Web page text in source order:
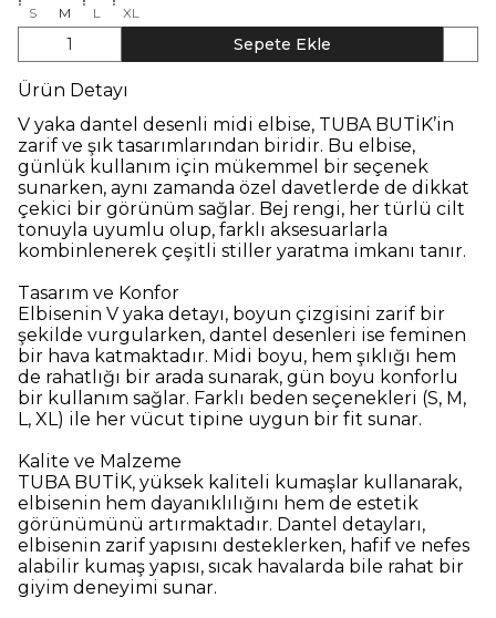
S M L XL
1 Sepete Ekle
Ürün Detayı
V yaka dantel desenli midi elbise, TUBA BUTİK’in
zarif ve şık tasarımlarından biridir. Bu elbise,
günlük kullanım için mükemmel bir seçenek
sunarken, aynı zamanda özel davetlerde de dikkat
çekici bir görünüm sağlar. Bej rengi, her türlü cilt
tonuyla uyumlu olup, farklı aksesuarlarla
kombinlenerek çeşitli stiller yaratma imkanı tanır.
Tasarım ve Konfor
Elbisenin V yaka detayı, boyun çizgisini zarif bir
şekilde vurgularken, dantel desenleri ise feminen
bir hava katmaktadır. Midi boyu, hem şıklığı hem
de rahatlığı bir arada sunarak, gün boyu konforlu
bir kullanım sağlar. Farklı beden seçenekleri (S, M,
L, XL) ile her vücut tipine uygun bir fit sunar.
Kalite ve Malzeme
TUBA BUTİK, yüksek kaliteli kumaşlar kullanarak,
elbisenin hem dayanıklılığını hem de estetik
görünümünü artırmaktadır. Dantel detayları,
elbisenin zarif yapısını desteklerken, hafif ve nefes
alabilir kumaş yapısı, sıcak havalarda bile rahat bir
giyim deneyimi sunar.